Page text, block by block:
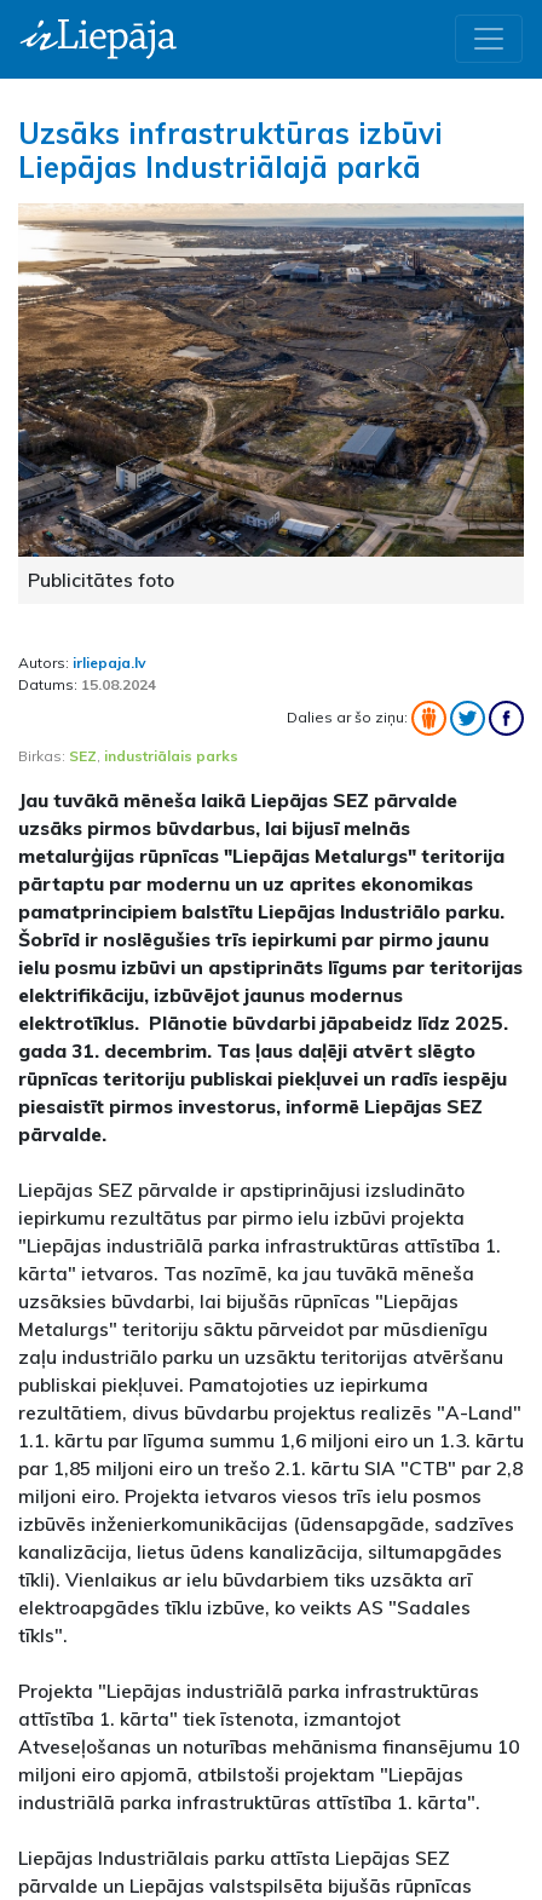
Uzsāks infrastruktūras izbūvi
Liepājas Industriālajā parkā
Publicitātes foto
Autors: irliepaja.lv
Datums: 15.08.2024
Dalies ar šo ziņu:
Birkas: SEZ, industriālais parks
Jau tuvākā mēneša laikā Liepājas SEZ pārvalde
uzsāks pirmos būvdarbus, lai bijusī melnās
metalurģijas rūpnīcas "Liepājas Metalurgs" teritorija
pārtaptu par modernu un uz aprites ekonomikas
pamatprincipiem balstītu Liepājas Industriālo parku.
Šobrīd ir noslēgušies trīs iepirkumi par pirmo jaunu
ielu posmu izbūvi un apstiprināts līgums par teritorijas
elektrifikāciju, izbūvējot jaunus modernus
elektrotīklus. Plānotie būvdarbi jāpabeidz līdz 2025.
gada 31. decembrim. Tas ļaus daļēji atvērt slēgto
rūpnīcas teritoriju publiskai piekļuvei un radīs iespēju
piesaistīt pirmos investorus, informē Liepājas SEZ
pārvalde.
Liepājas SEZ pārvalde ir apstiprinājusi izsludināto
iepirkumu rezultātus par pirmo ielu izbūvi projekta
"Liepājas industriālā parka infrastruktūras attīstība 1.
kārta" ietvaros. Tas nozīmē, ka jau tuvākā mēneša
uzsāksies būvdarbi, lai bijušās rūpnīcas "Liepājas
Metalurgs" teritoriju sāktu pārveidot par mūsdienīgu
zaļu industriālo parku un uzsāktu teritorijas atvēršanu
publiskai piekļuvei. Pamatojoties uz iepirkuma
rezultātiem, divus būvdarbu projektus realizēs "A-Land"
1.1. kārtu par līguma summu 1,6 miljoni eiro un 1.3. kārtu
par 1,85 miljoni eiro un trešo 2.1. kārtu SIA "CTB" par 2,8
miljoni eiro. Projekta ietvaros viesos trīs ielu posmos
izbūvēs inženierkomunikācijas (ūdensapgāde, sadzīves
kanalizācija, lietus ūdens kanalizācija, siltumapgādes
tīkli). Vienlaikus ar ielu būvdarbiem tiks uzsākta arī
elektroapgādes tīklu izbūve, ko veikts AS "Sadales
tīkls".
Projekta "Liepājas industriālā parka infrastruktūras
attīstība 1. kārta" tiek īstenota, izmantojot
Atveseļošanas un noturības mehānisma finansējumu 10
miljoni eiro apjomā, atbilstoši projektam "Liepājas
industriālā parka infrastruktūras attīstība 1. kārta".
Liepājas Industriālais parku attīsta Liepājas SEZ
pārvalde un Liepājas valstspilsēta bijušās rūpnīcas